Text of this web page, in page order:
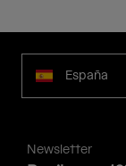
España
Newsletter